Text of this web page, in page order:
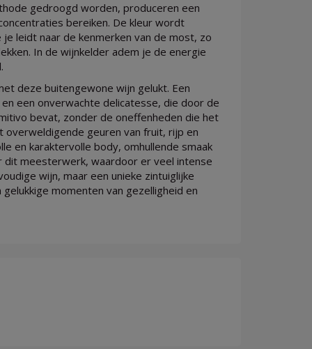
gedroogd worden, produceren een
bereiken. De kleur wordt
leidt naar de kenmerken van de most, zo
In de wijnkelder adem je de energie
deze buitengewone wijn gelukt. Een
een onverwachte delicatesse, die door de
bevat, zonder de oneffenheden die het
overweldigende geuren van fruit, rijp en
en karaktervolle body, omhullende smaak
meesterwerk, waardoor er veel intense
wijn, maar een unieke zintuiglijke
momenten van gezelligheid en